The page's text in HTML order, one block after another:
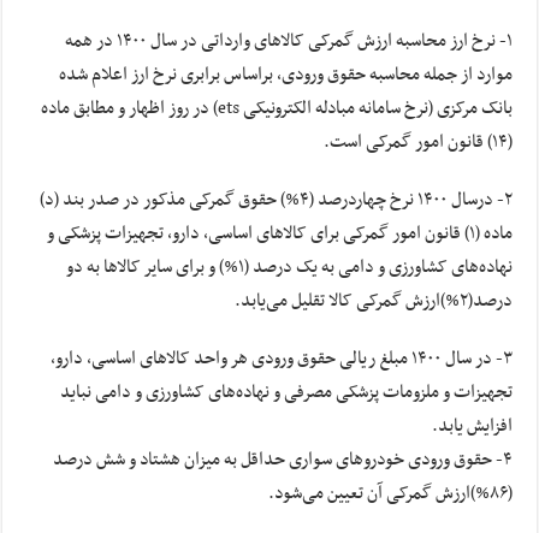
۱- نرخ ارز محاسبه ارزش گمرکی کالاهای وارداتی در سال ۱۴۰۰ در همه
موارد از جمله محاسبه حقوق ورودی، براساس برابری نرخ ارز اعلام شده
بانک مرکزی (نرخ سامانه مبادله الکترونیکی ets) در روز اظهار و مطابق ماده
(۱۴) قانون امور گمرکی است.
۲- درسال ۱۴۰۰ نرخ چهاردرصد (۴%) حقوق گمرکی مذکور در صدر بند (د)
ماده (۱) قانون امور گمرکی برای کالاهای اساسی، دارو، تجهیزات پزشکی و
نهاده‌های کشاورزی و دامی به یک درصد (۱%) و برای سایر کالاها به دو
درصد(۲%)ارزش گمرکی کالا تقلیل می‌یابد.
۳- در سال ۱۴۰۰ مبلغ ریالی حقوق ورودی هر واحد کالاهای اساسی، دارو،
تجهیزات و ملزومات پزشکی مصرفی و نهاده‌های کشاورزی و دامی نباید
افزایش یابد.
۴- حقوق ورودی خودروهای سواری حداقل به میزان هشتاد و شش درصد
(۸۶%)ارزش گمرکی آن تعیین می‌شود.